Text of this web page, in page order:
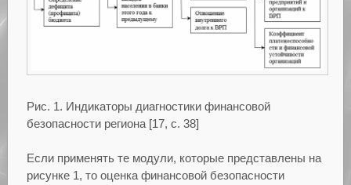
Рис. 1. Индикаторы диагностики финансовой
безопасности региона [17, с. 38]
Если применять те модули, которые представлены на
рисунке 1, то оценка финансовой безопасности